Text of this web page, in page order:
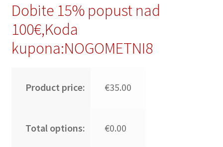
Dobite 15% popust nad
100€,Koda
kupona:NOGOMETNI8
Product price: €35.00
Total options: €0.00